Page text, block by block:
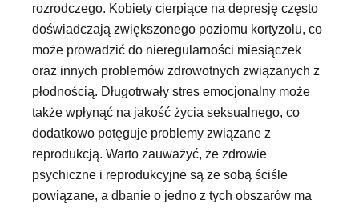
rozrodczego. Kobiety cierpiące na depresję często
doświadczają zwiększonego poziomu kortyzolu, co
może prowadzić do nieregularności miesiączek
oraz innych problemów zdrowotnych związanych z
płodnością. Długotrwały stres emocjonalny może
także wpłynąć na jakość życia seksualnego, co
dodatkowo potęguje problemy związane z
reprodukcją. Warto zauważyć, że zdrowie
psychiczne i reprodukcyjne są ze sobą ściśle
powiązane, a dbanie o jedno z tych obszarów ma